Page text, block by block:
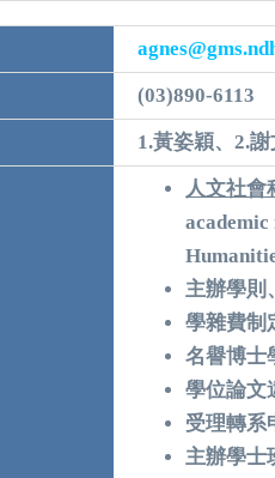
(03)890-6113
1.黃姿穎、2.
人文社會
主辦學則
學雜費制
名譽博士
學位論文
受理轉系
主辦學士